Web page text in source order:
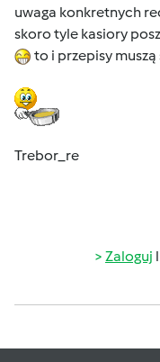
uwaga konkretnych
skoro tyle kasiory
to i przepisy
Trebor_re
Zaloguj